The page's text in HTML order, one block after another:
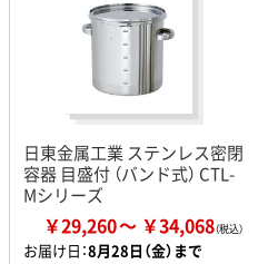
日東金属工業 ステンレス密閉
容器 目盛付 （バンド式） CTL-
Mシリーズ
￥29,260 ￥34,068
お届け日：8月28日（金）まで